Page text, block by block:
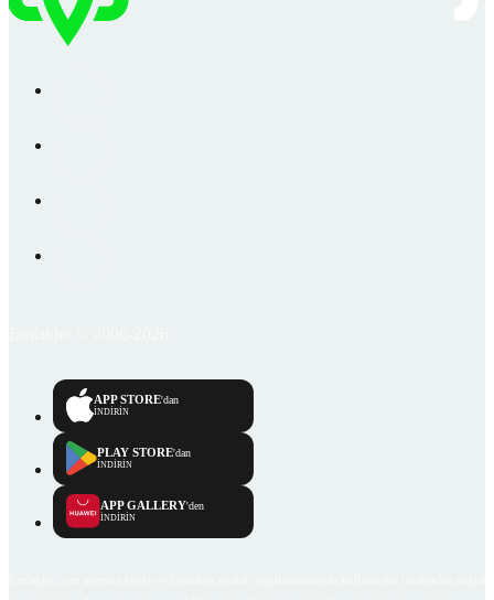
APP STORE'dan
İNDİRİN
PLAY STORE'dan
İNDİRİN
APP GALLERY'den
İNDİRİN